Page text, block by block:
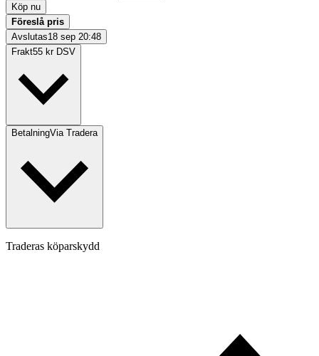
Köp nu
Föreslå pris
Avslutas18 sep 20:48
Frakt55 kr DSV
BetalningVia Tradera
Traderas köparskydd